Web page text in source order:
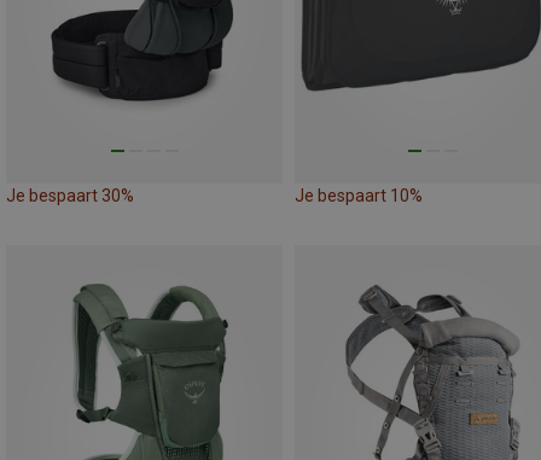
Je bespaart 30% Je bespaart 10%